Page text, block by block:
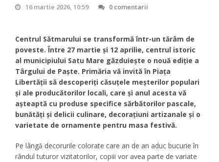
16 martie 2026, 10:59 0 comentarii
Centrul Sătmarului se transformă într-un tărâm de
poveste.Între 27 martie și 12 aprilie, centrul istoric
al municipiului Satu Mare găzduiește o nouă ediție a
Târgului de Paște. Primăria vă invită în Piața
Libertății să descoperiți căsuțele meșterilor populari
și ale producătorilor locali, care și anul acesta vă
așteaptă cu produse specifice sărbătorilor pascale,
bunătăți și delicii culinare, decorațiuni artizanale și o
varietate de ornamente pentru masa festivă.
Pe lângă decorurile colorate care an de an aduc bucurie în
rândul tuturor vizitatorilor, copiii vor avea parte de variate